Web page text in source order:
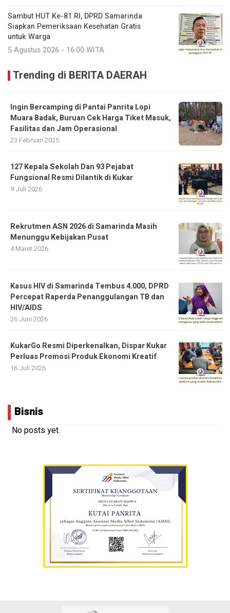
Sambut HUT Ke-81 RI, DPRD Samarinda
Siapkan Pemeriksaan Kesehatan Gratis
untuk Warga
5 Agustus 2026 - 16:00 WITA
Trending di BERITA DAERAH
Ingin Bercamping di Pantai Panrita Lopi
Muara Badak, Buruan Cek Harga Tiket Masuk,
Fasilitas dan Jam Operasional
23 Februari 2025
127 Kepala Sekolah Dan 93 Pejabat
Fungsional Resmi Dilantik di Kukar
9 Juli 2026
Rekrutmen ASN 2026 di Samarinda Masih
Menunggu Kebijakan Pusat
4 Maret 2026
Kasus HIV di Samarinda Tembus 4.000, DPRD
Percepat Raperda Penanggulangan TB dan
HIV/AIDS
26 Juni 2026
KukarGo Resmi Diperkenalkan, Dispar Kukar
Perluas Promosi Produk Ekonomi Kreatif
16 Juli 2026
Bisnis
No posts yet.